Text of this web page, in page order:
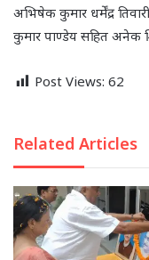
अभिषेक कुमार धर्मेंद्र
कुमार पाण्डेय सहित अनेक
Post Views: 62
Related Articles